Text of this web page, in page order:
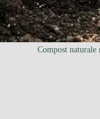
Compost naturale